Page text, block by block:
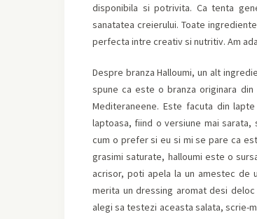
disponibila si potrivita. Ca tenta
sanatatea creierului. Toate
perfecta intre creativ si nutritiv. Am
Despre branza Halloumi, un alt
spune ca este o branza originara
Mediteraneene. Este facuta din
laptoasa, fiind o versiune mai sarata,
cum o prefer si eu si mi se pare ca
grasimi saturate, halloumi este o
acrisor, poti apela la un amestec de
merita un dressing aromat desi
alegi sa testezi aceasta salata, scrie-